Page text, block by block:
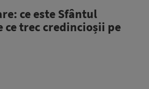
ce este Sfântul
ce trec credincioșii pe